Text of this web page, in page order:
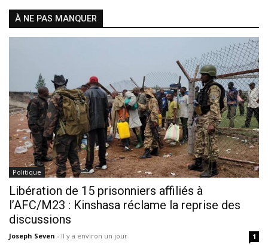
À NE PAS MANQUER
Politique
Libération de 15 prisonniers affiliés à
l’AFC/M23 : Kinshasa réclame la reprise des
discussions
Joseph Seven - Il y a environ un jour 1